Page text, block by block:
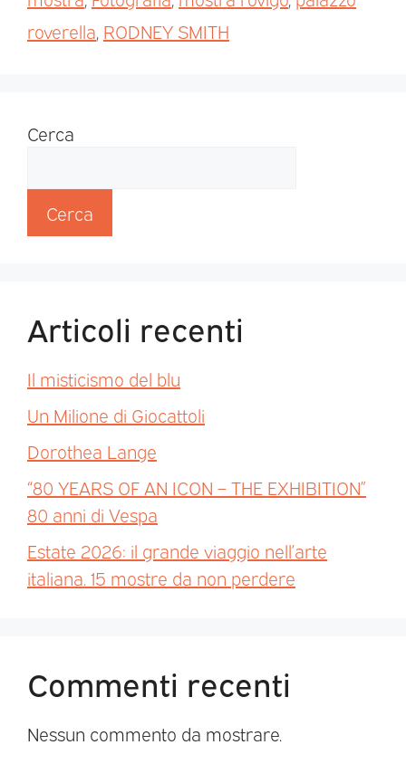
roverella RODNEY SMITH
Cerca
Cerca
Articoli recenti
Il misticismo del blu
Un Milione di Giocattoli
Dorothea Lange
“80 YEARS OF AN ICON – THE EXHIBITION”
80 anni di Vespa
Estate 2026: il grande viaggio nell’arte
italiana. 15 mostre da non perdere
Commenti recenti
Nessun commento da mostrare.